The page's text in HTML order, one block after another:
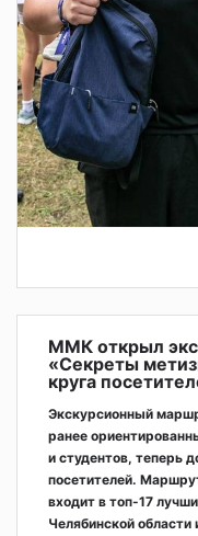
ММК открыл
«Секреты
круга
Экскурсионный
ранее
и студентов, теперь
посетителей.
входит в топ-17
Челябинской области